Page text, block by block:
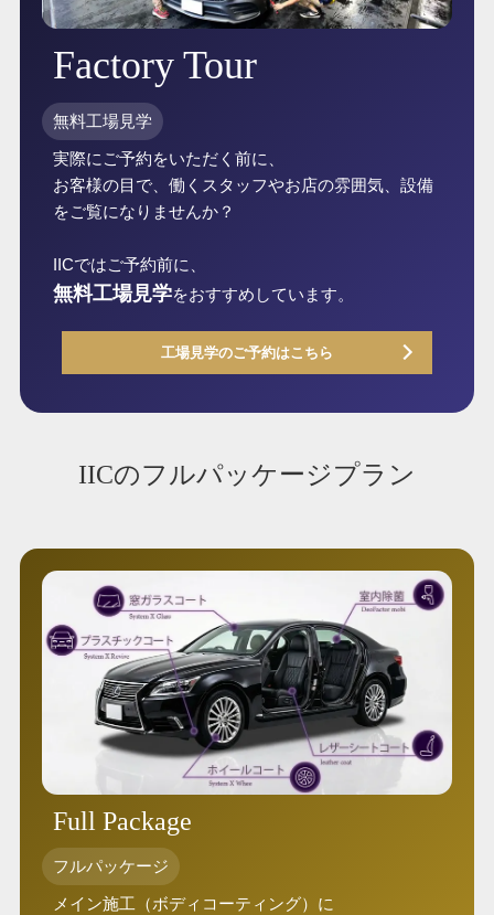
Factory Tour
無料工場見学
実際にご予約をいただく前に、
お客様の目で、働くスタッフやお店の雰囲気、設備
をご覧になりませんか？
IICではご予約前に、
無料工場見学をおすすめしています。
工場見学のご予約はこちら
IICのフルパッケージプラン
Full Package
フルパッケージ
メイン施工（ボディコーティング）に